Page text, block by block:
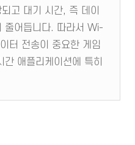
고 대기 시간, 즉 데이
줄어듭니다. 따라서 Wi-
터 전송이 중요한 게임
애플리케이션에 특히